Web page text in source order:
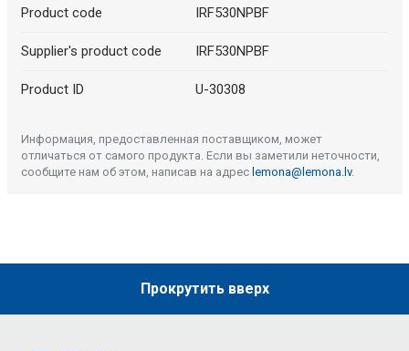
Product code IRF530NPBF
Supplier's product code IRF530NPBF
Product ID U-30308
Информация, предоставленная поставщиком, может
отличаться от самого продукта. Если вы заметили неточности,
сообщите нам об этом, написав на адрес lemona@lemona.lv.
Прокрутить вверх